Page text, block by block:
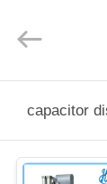
TECHNOLOGY
Reserved.
capacitor